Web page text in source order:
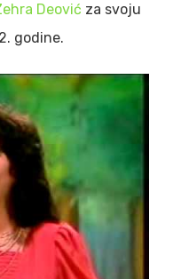
Deović za svoju
godine.